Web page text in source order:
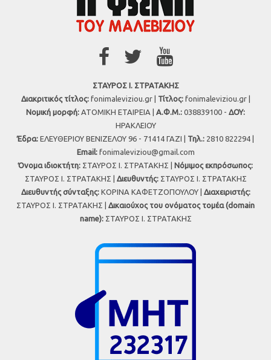
ΣΤΑΥΡΟΣ Ι. ΣΤΡΑΤΑΚΗΣ
Διακριτικός τίτλος:fonimaleviziou.gr | Τίτλος:fonimaleviziou.gr |
Νομική μορφή: ΑΤΟΜΙΚΗ ΕΤΑΙΡΕΙΑ | Α.Φ.Μ.: 038839100 - ΔΟΥ:
ΗΡΑΚΛΕΙΟΥ
Έδρα: ΕΛΕΥΘΕΡΙΟΥ ΒΕΝΙΖΕΛΟΥ 96 - 71414 ΓΑΖΙ | Τηλ.: 2810 822294 |
Εmail: fonimaleviziou@gmail.com
Όνομα ιδιοκτήτη: ΣΤΑΥΡΟΣ Ι. ΣΤΡΑΤΑΚΗΣ | Νόμιμος εκπρόσωπος:
ΣΤΑΥΡΟΣ Ι. ΣΤΡΑΤΑΚΗΣ | Διευθυντής:ΣΤΑΥΡΟΣ Ι. ΣΤΡΑΤΑΚΗΣ
Διευθυντής σύνταξης:ΚΟΡΙΝΑ ΚΑΦΕΤΖΟΠΟΥΛΟΥ | Διαχειριστής:
ΣΤΑΥΡΟΣ Ι. ΣΤΡΑΤΑΚΗΣ | Δικαιούχος του ονόματος τομέα (domain
name):ΣΤΑΥΡΟΣ Ι. ΣΤΡΑΤΑΚΗΣ